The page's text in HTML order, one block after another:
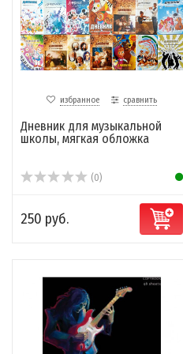
избранное сравнить
Дневник для музыкальной
школы, мягкая обложка
(0)
250 руб.